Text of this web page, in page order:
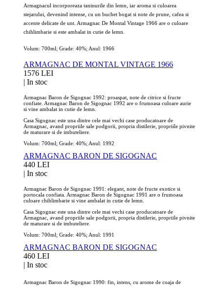
Armagnacul incorporeaza taninurile din lemn, iar aroma si culoarea
stejarului, devenind intense, cu un buchet bogat si note de prune, cafea si
accente delicate de unt. Armagnac De Montal Vintage 1966 are o culoare
chihlimbarie si este ambalat in cutie de lemn.
Volum: 700ml; Grade: 40%; Anul: 1966
ARMAGNAC DE MONTAL VINTAGE 1966
1576 LEI
| In stoc
Armagnac Baron de Sigognac 1992: proaspat, note de citrice si fructe
confiate. Armagnac Baron de Sigognac 1992 are o frumoasa culoare aurie
si vine ambalat in cutie de lemn.
Casa Sigognac este una dintre cele mai vechi case producatoare de
Armagnac, avand propriile sale podgorii, propria distilerie, propriile pivnite
de maturare si de imbuteliere.
Volum: 700ml; Grade: 40%; Anul: 1992
ARMAGNAC BARON DE SIGOGNAC
440 LEI
| In stoc
Armagnac Baron de Sigognac 1991: elegant, note de fructe exotice si
portocala confiata. Armagnac Baron de Sigognac 1991 are o frumoasa
culoare chihlimbarie si vine ambalat in cutie de lemn.
Casa Sigognac este una dintre cele mai vechi case producatoare de
Armagnac, avand propriile sale podgorii, propria distilerie, propriile pivnite
de maturare si de imbuteliere.
Volum: 700ml; Grade: 40%; Anul: 1991
ARMAGNAC BARON DE SIGOGNAC
460 LEI
| In stoc
Armagnac Baron de Sigognac 1990: fin, intens, cu arome de coaja de